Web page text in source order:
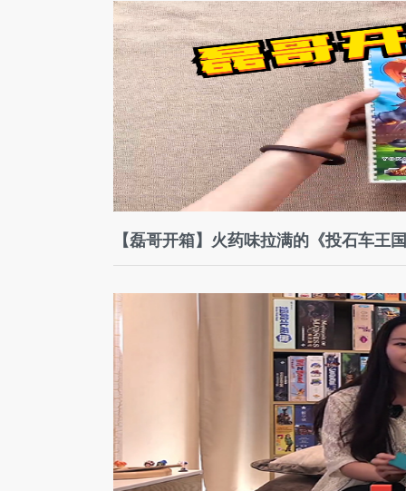
【磊哥开箱】火药味拉满的《投石车王